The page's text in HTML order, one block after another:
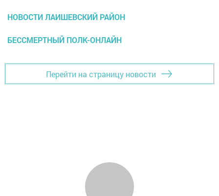
НОВОСТИ ЛАИШЕВСКИЙ РАЙОН
БЕССМЕРТНЫЙ ПОЛК-ОНЛАЙН
Перейти на страницу новости